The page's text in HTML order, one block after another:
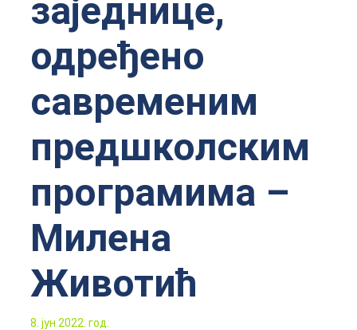
заједнице,
одређено
савременим
предшколским
програмима –
Милена
Животић
8. јун 2022. год.